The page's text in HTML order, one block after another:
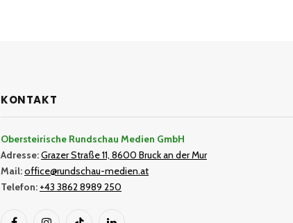
KONTAKT
Obersteirische Rundschau Medien GmbH
Adresse:Grazer Straße 11, 8600 Bruck an der Mur
Mail:office@rundschau-medien.at
Telefon: +43 3862 8989 250